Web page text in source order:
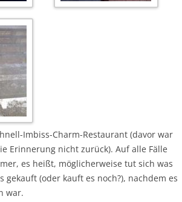
Imbiss-Charm-Restaurant (davor war
Erinnerung nicht zurück). Auf alle Fälle
es heißt, möglicherweise tut sich was
(oder kauft es noch?), nachdem es
war.